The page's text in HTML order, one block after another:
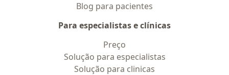
Blog para pacientes
Para especialistas e clínicas
Preço
Solução para especialistas
Solução para clinicas